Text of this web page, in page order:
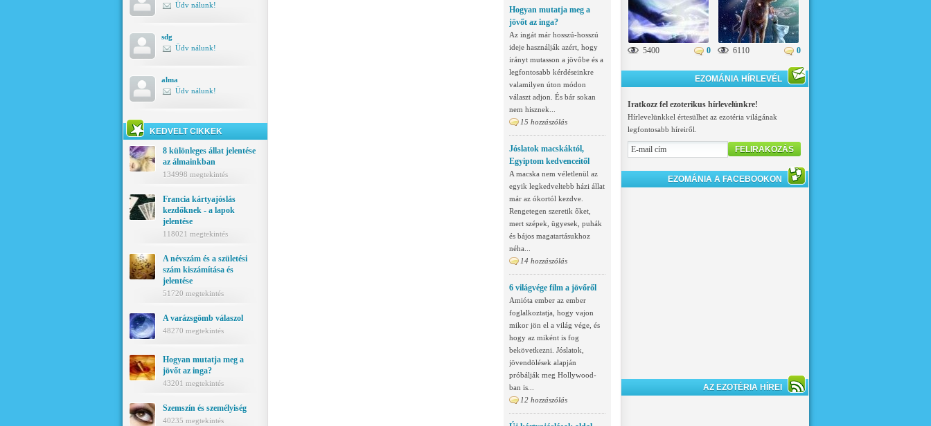
Üdv nálunk!
sdg
Üdv nálunk!
alma
Üdv nálunk!
KEDVELT CIKKEK
8 különleges állat jelentése
az álmainkban
134998 megtekintés
Francia kártyajóslás
kezdőknek - a lapok
jelentése
118021 megtekintés
A névszám és a születési
szám kiszámítása és
jelentése
51720 megtekintés
A varázsgömb válaszol
48270 megtekintés
Hogyan mutatja meg a
jövőt az inga?
43201 megtekintés
Szemszín és személyiség
40235 megtekintés
Hogyan mutatja meg a
jövőt az inga?
Az ingát már hosszú-hosszú
ideje használják azért, hogy
irányt mutasson a jövőbe és a
legfontosabb kérdéseinkre
valamilyen úton módon
választ adjon. És bár sokan
nem hisznek...
15 hozzászólás
Jóslatok macskáktól,
Egyiptom kedvenceitől
A macska nem véletlenül az
egyik legkedveltebb házi állat
már az ókortól kezdve.
Rengetegen szeretik őket,
mert szépek, ügyesek, puhák
és bájos magatartásukhoz
néha...
14 hozzászólás
6 világvége film a jövőről
Amióta ember az ember
foglalkoztatja, hogy vajon
mikor jön el a világ vége, és
hogy az miként is fog
bekövetkezni. Jóslatok,
jövendölések alapján
próbálják meg Hollywood-
ban is...
12 hozzászólás
5400 0 6110 0
EZOMÁNIA HÍRLEVÉL
Iratkozz fel ezoterikus hírlevelünkre!
Hírlevelünkkel értesülhet az ezotéria világának
legfontosabb híreiről.
FELIRAKOZÁS
EZOMÁNIA A FACEBOOKON
AZ EZOTÉRIA HÍREI